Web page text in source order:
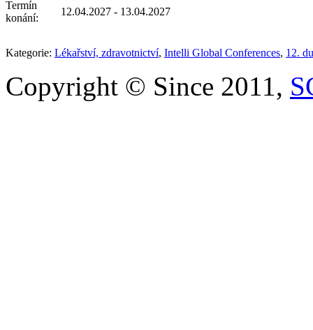
Termín
konání:
12.04.2027 - 13.04.2027
Kategorie: Lékařství, zdravotnictví, Intelli Global Conferences, 12.
Copyright © Since 2011,